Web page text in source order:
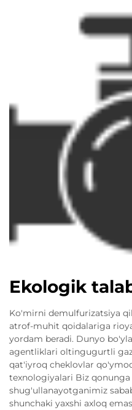
Ekologik
Ko'mirni demulfurizatsiya
atrof-muhit qoidalariga
yordam beradi. Dunyo
agentliklari oltingugurtli
qat'iyroq cheklovlar
texnologiyalari Biz
shug'ullanayotganimiz
shunchaki yaxshi axloq